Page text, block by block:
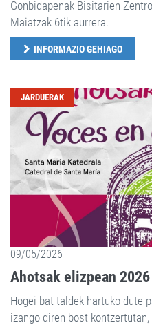
Gonbidapenak Bisitarien
Maiatzak 6tik aurrera.
INFORMAZIO GEHIAGO
JARDUERAK
09/05/2026
Ahotsak elizpean 2026
Hogei bat taldek hartuko dute
izango diren bost